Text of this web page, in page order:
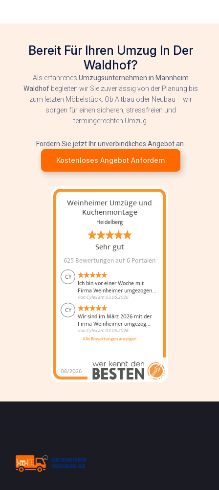
Bereit Für Ihren Umzug In Der
Waldhof?
Als erfahrenes Umzugsunternehmen in Mannheim
Waldhof begleiten wir Sie zuverlässig von der Planung bis
zum letzten Möbelstück. Ob Altbau oder Neubau – wir
sorgen für einen sicheren, stressfreien und
termingerechten Umzug.
Fordern Sie jetzt Ihr unverbindliches Angebot an.
Kostenloses Angebot Anfordern
Weinheimer Umzüge und
Küchenmontage
Heidelberg
Sehr gut
625 Bewertungenauf 6 Portalen
08/2026
CY
Ich bin vor einer Woche mit
Firma Weinheimer umgezogen...
vonCylexam03.05.2026
CY
Wir sind im März 2026 mit der
Firma Weinheimer umgezog...
vonCylexam03.05.2026
Alle Bewertungen anzeigen
Weinheimer Umzüge
und Küchenmontage